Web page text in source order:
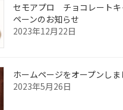
セモアプロ チョコレートキ
ペーンのお知らせ
2023年12月22日
ホームページをオープンしま
2023年5月26日